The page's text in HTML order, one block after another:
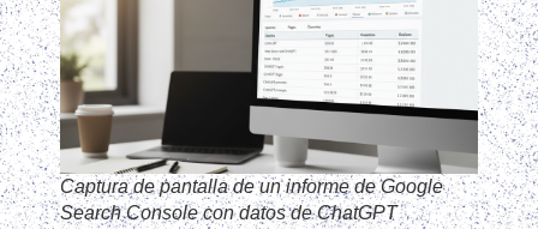
Captura de pantalla de un informe de Google
Search Console con datos de ChatGPT